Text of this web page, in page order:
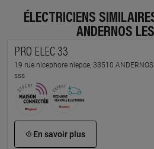
ÉLECTRICIENS
ANDERNOS
PRO ELEC 33
19 rue nicephore niepce, 33510 ANDERNOS
sss
En savoir plus